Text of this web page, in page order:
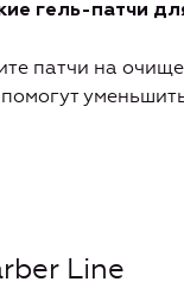
гель-патчи
патчи на
Line